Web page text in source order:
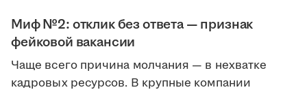
Миф №2: отклик без ответа — признак
фейковой вакансии
Чаще всего причина молчания — в нехватке
кадровых ресурсов. В крупные компании